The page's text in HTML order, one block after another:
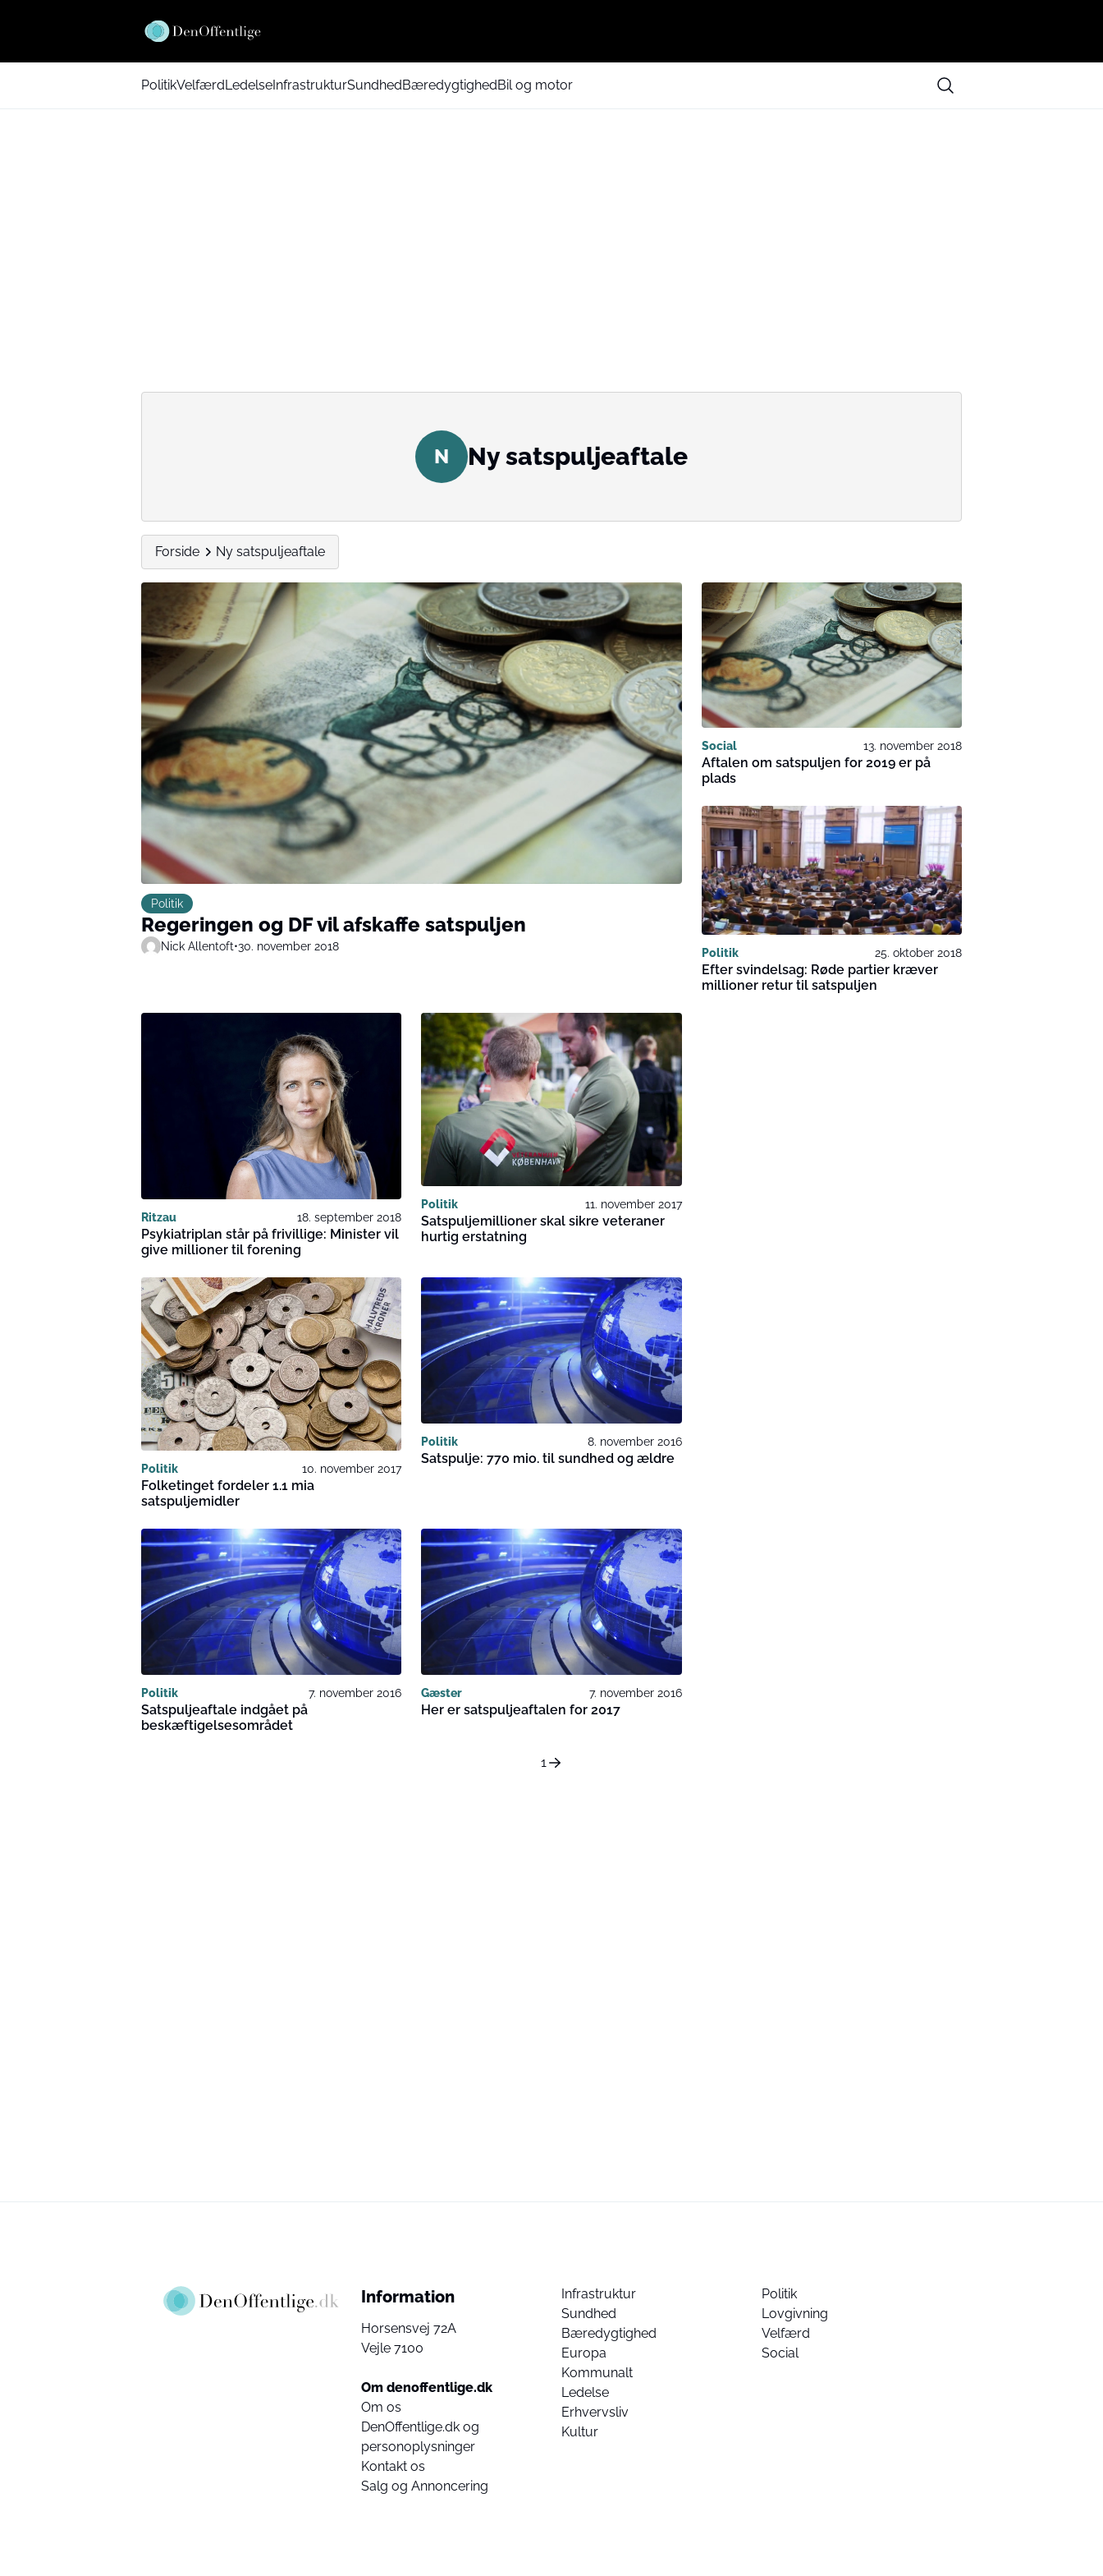
PolitikVelfærdLedelseInfrastrukturSundhedBæredygtighedBil og motor
N Ny satspuljeaftale
Forside Ny satspuljeaftale
Politik
Regeringen og DF vil afskaffe satspuljen
Nick Allentoft•30. november 2018
Social 13. november 2018
Aftalen om satspuljen for 2019 er på
plads
Politik 25. oktober 2018
Efter svindelsag: Røde partier kræver
millioner retur til satspuljen
Ritzau 18. september 2018
Psykiatriplan står på frivillige: Minister vil
give millioner til forening
Politik 11. november 2017
Satspuljemillioner skal sikre veteraner
hurtig erstatning
Politik 10. november 2017
Folketinget fordeler 1.1 mia
satspuljemidler
Politik 8. november 2016
Satspulje: 770 mio. til sundhed og ældre
Politik 7. november 2016
Satspuljeaftale indgået på
beskæftigelsesområdet
Gæster 7. november 2016
Her er satspuljeaftalen for 2017
1
Information
Horsensvej 72A
Vejle 7100
Om denoffentlige.dk
Om os
DenOffentlige.dk og
personoplysninger
Kontakt os
Salg og Annoncering
Infrastruktur
Sundhed
Bæredygtighed
Europa
Kommunalt
Ledelse
Erhvervsliv
Kultur
Politik
Lovgivning
Velfærd
Social